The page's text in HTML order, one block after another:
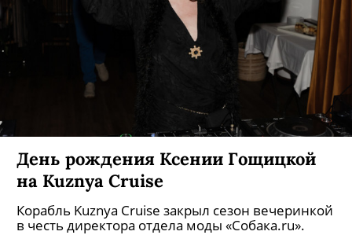
День рождения Ксении Гощицкой
на Kuznya Cruise
Корабль Kuznya Cruise закрыл сезон вечеринкой
в честь директора отдела моды «Собака.ru».